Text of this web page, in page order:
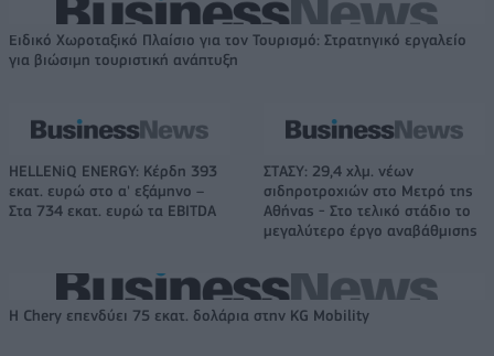
Ειδικό Χωροταξικό Πλαίσιο για τον Τουρισμό: Στρατηγικό εργαλείο
για βιώσιμη τουριστική ανάπτυξη
HELLENiQ ENERGY: Κέρδη 393
εκατ. ευρώ στο α' εξάμηνο –
Στα 734 εκατ. ευρώ τα EBITDA
ΣΤΑΣΥ: 29,4 χλμ. νέων
σιδηροτροχιών στο Μετρό της
Αθήνας - Στο τελικό στάδιο το
μεγαλύτερο έργο αναβάθμισης
Η Chery επενδύει 75 εκατ. δολάρια στην KG Mobility